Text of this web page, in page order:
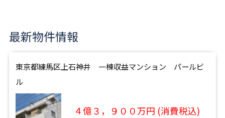
最新物件情報
東京都練馬区上石神井 一棟収益マンション パールビ
ル
４億３，９００万円 (消費税込)